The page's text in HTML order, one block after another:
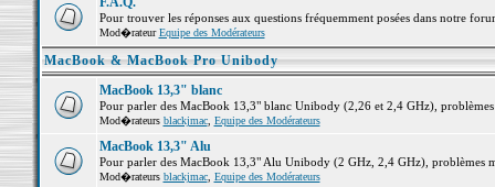
Pour trouver les réponses aux questions fréquemment posées dans notre
Mod�rateurEquipe des Modérateurs
MacBook & MacBook Pro Unibody
MacBook 13,3" blanc
Pour parler des MacBook 13,3" blanc Unibody (2,26 et 2,4 GHz),
Mod�rateurs blackjmac, Equipe des Modérateurs
MacBook 13,3" Alu
Pour parler des MacBook 13,3" Alu Unibody (2 GHz, 2,4 GHz), problèmes
Mod�rateurs blackjmac, Equipe des Modérateurs